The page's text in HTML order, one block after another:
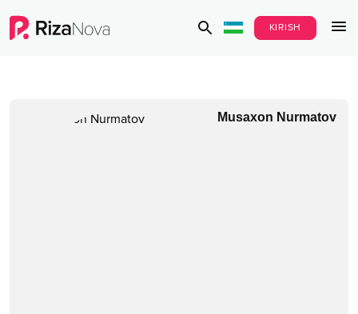
KIRISH
Musaxon Nurmatov